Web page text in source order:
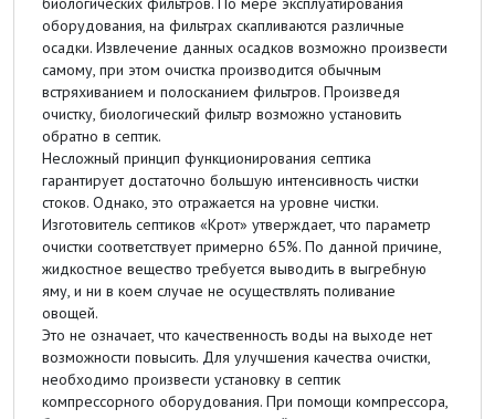
оборудования, на фильтрах скапливаются различные
осадки. Извлечение данных осадков возможно произвести
самому, при этом очистка производится обычным
встряхиванием и полосканием фильтров. Произведя
очистку, биологический фильтр возможно установить
обратно в септик.
Несложный принцип функционирования септика
гарантирует достаточно большую интенсивность чистки
стоков. Однако, это отражается на уровне чистки.
Изготовитель септиков «Крот» утверждает, что параметр
очистки соответствует примерно 65%. По данной причине,
жидкостное вещество требуется выводить в выгребную
яму, и ни в коем случае не осуществлять поливание
овощей.
Это не означает, что качественность воды на выходе нет
возможности повысить. Для улучшения качества очистки,
необходимо произвести установку в септик
компрессорного оборудования. При помощи компрессора,